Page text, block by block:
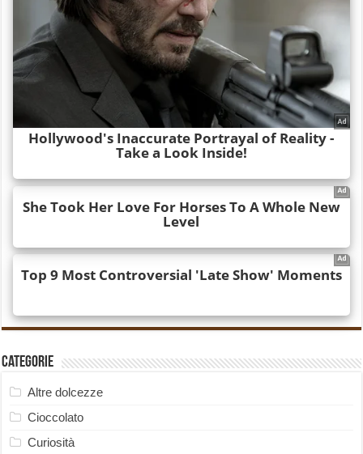
Categorie
Altre dolcezze
Cioccolato
Curiosità